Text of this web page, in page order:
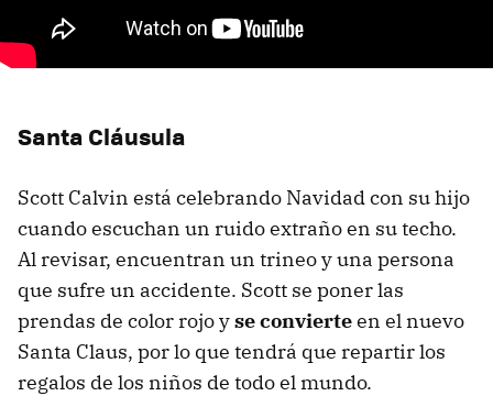
Santa Cláusula
Scott Calvin está celebrando Navidad con su hijo
cuando escuchan un ruido extraño en su techo.
Al revisar, encuentran un trineo y una persona
que sufre un accidente. Scott se poner las
prendas de color rojo yse convierteen el nuevo
Santa Claus, por lo que tendrá que repartir los
regalos de los niños de todo el mundo.